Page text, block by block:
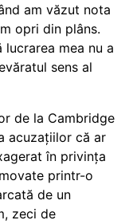
am văzut nota
opri din plâns.
mea nu a
sens al
de la Cambridge
acuzațiilor că ar
în privința
printr-o
de un
zeci de